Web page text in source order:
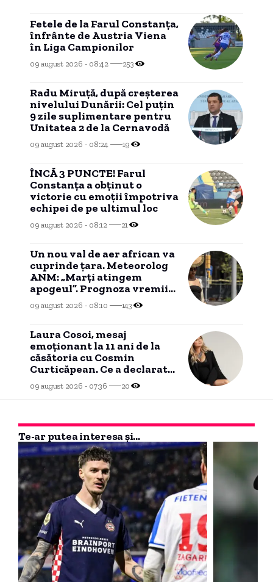
Fetele de la Farul Constanța,
înfrânte de Austria Viena
în Liga Campionilor
09 august 2026 - 08:42 253
Radu Miruță, după creșterea
nivelului Dunării: Cel puțin
9 zile suplimentare pentru
Unitatea 2 de la Cernavodă
09 august 2026 - 08:24 19
ÎNCĂ 3 PUNCTE! Farul
Constanța a obținut o
victorie cu emoții împotriva
echipei de pe ultimul loc
09 august 2026 - 08:12 21
Un nou val de aer african va
cuprinde țara. Meteorolog
ANM: „Marți atingem
apogeul”. Prognoza vremii
pentru următoarele zile
09 august 2026 - 08:10 143
Laura Cosoi, mesaj
emoționant la 11 ani de la
căsătoria cu Cosmin
Curticăpean. Ce a declarat
despre tatăl celor cinci
fetițe
09 august 2026 - 07:36 20
Te-ar putea interesa și...